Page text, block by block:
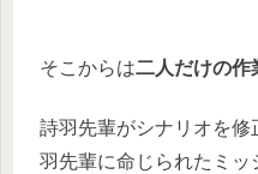
そこからは二人だけの作
詩羽先輩がシナリオを
羽先輩に命じられたミッ